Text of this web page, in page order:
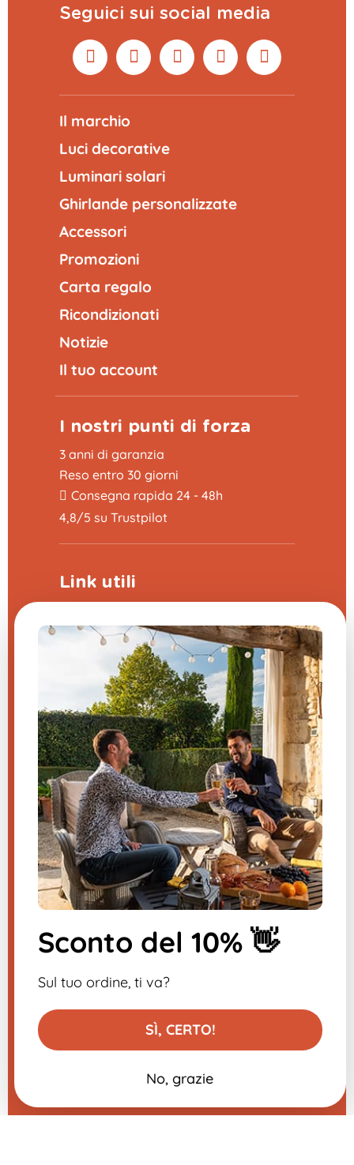
Aggiungi al carrello
Seguici sui social media
Il marchio
Luci decorative
Luminari solari
Ghirlande personalizzate
Accessori
Promozioni
Carta regalo
Ricondizionati
Notizie
Il tuo account
I nostri punti di forza
3 anni di garanzia
Reso entro 30 giorni
Consegna rapida 24 - 48h
4,8/5 su Trustpilot
Link utili
La fiera delle domande frequenti
Note legali
Contattaci
Impostazioni cookie
Hai una domanda su uno dei
nostri prodotti?
Inviateci un messaggio, vi risponderemo
al più presto.
​
Iscriviti alla newsletter
Sconto del 10% 👋
Sul tuo ordine, ti va?
No, grazie
SÌ, CERTO!